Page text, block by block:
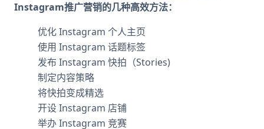
Instagram推广营销的几种高效方法：
优化 Instagram 个人主页
使用 Instagram 话题标签
发布 Instagram 快拍（Stories)
制定内容策略
将快拍变成精选
开设 Instagram 店铺
举办 Instagram 竞赛